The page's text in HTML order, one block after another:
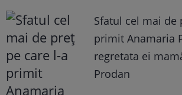
Sfatul cel mai de
primit Anamaria
regretata ei
Prodan